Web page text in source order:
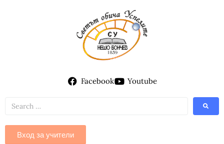
Facebook Youtube
Вход за учители